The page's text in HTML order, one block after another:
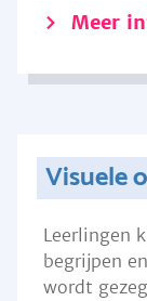
Meer
Visuele
Leerlingen
begrijpen
wordt